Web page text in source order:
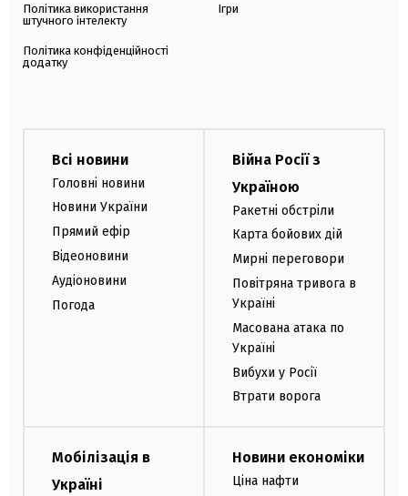
Політика використання
штучного інтелекту
Політика конфіденційності
додатку
Ігри
Всі новини
Головні новини
Новини України
Прямий ефір
Відеоновини
Аудіоновини
Погода
Війна Росії з
Україною
Ракетні обстріли
Карта бойових дій
Мирні переговори
Повітряна тривога в
Україні
Масована атака по
Україні
Вибухи у Росії
Втрати ворога
Мобілізація в
Україні
Новини економіки
Ціна нафти